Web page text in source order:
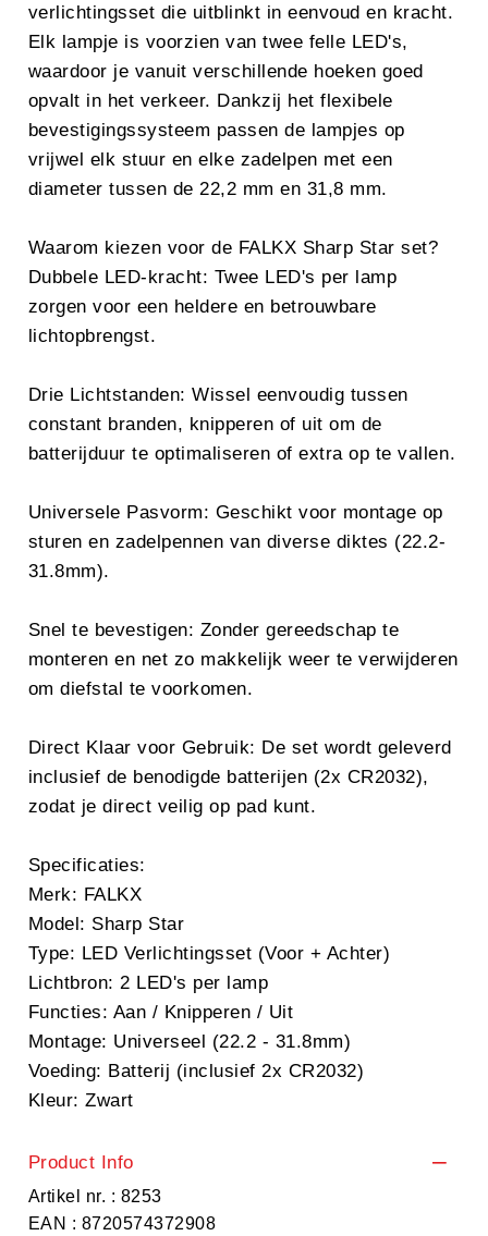
verlichtingsset die uitblinkt in eenvoud en kracht.
Elk lampje is voorzien van twee felle LED's,
waardoor je vanuit verschillende hoeken goed
opvalt in het verkeer. Dankzij het flexibele
bevestigingssysteem passen de lampjes op
vrijwel elk stuur en elke zadelpen met een
diameter tussen de 22,2 mm en 31,8 mm.
Waarom kiezen voor de FALKX Sharp Star set?
Dubbele LED-kracht: Twee LED's per lamp
zorgen voor een heldere en betrouwbare
lichtopbrengst.
Drie Lichtstanden: Wissel eenvoudig tussen
constant branden, knipperen of uit om de
batterijduur te optimaliseren of extra op te vallen.
Universele Pasvorm: Geschikt voor montage op
sturen en zadelpennen van diverse diktes (22.2-
31.8mm).
Snel te bevestigen: Zonder gereedschap te
monteren en net zo makkelijk weer te verwijderen
om diefstal te voorkomen.
Direct Klaar voor Gebruik: De set wordt geleverd
inclusief de benodigde batterijen (2x CR2032),
zodat je direct veilig op pad kunt.
Specificaties:
Merk: FALKX
Model: Sharp Star
Type: LED Verlichtingsset (Voor + Achter)
Lichtbron: 2 LED's per lamp
Functies: Aan / Knipperen / Uit
Montage: Universeel (22.2 - 31.8mm)
Voeding: Batterij (inclusief 2x CR2032)
Kleur: Zwart
Product Info
Artikel nr. : 8253
EAN : 8720574372908